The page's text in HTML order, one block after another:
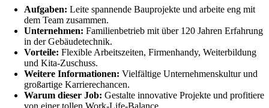
Aufgaben: Leite spannende Bauprojekte und arbeite eng mit
dem Team zusammen.
Unternehmen: Familienbetrieb mit über 120 Jahren Erfahrung
in der Gebäudetechnik.
Vorteile: Flexible Arbeitszeiten, Firmenhandy, Weiterbildung
und Kita-Zuschuss.
Weitere Informationen: Vielfältige Unternehmenskultur und
großartige Karrierechancen.
Warum dieser Job: Gestalte innovative Projekte und profitiere